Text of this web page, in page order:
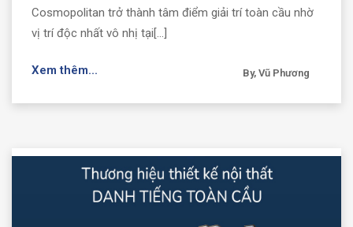
Cosmopolitan trở thành tâm điểm giải trí toàn cầu nhờ
vị trí độc nhất vô nhị tại[...]
Xem thêm... By, Vũ Phương